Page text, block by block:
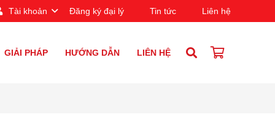
Tài khoản Đăng ký đại lý Tin tức Liên hệ
GIẢI PHÁP HƯỚNG DẪN LIÊN HỆ